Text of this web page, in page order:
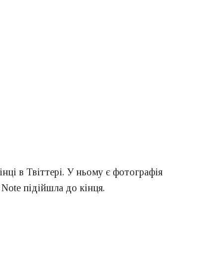
в Твіттері. У ньому є фотографія
підійшла до кінця.